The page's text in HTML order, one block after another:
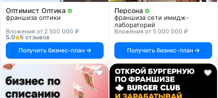
Оптимист Оптика
франшиза оптики
Вложения от 2 500 000 ₽
5.0
6 отзывов
Получить бизнес-план
Персона
франшиза сети имидж-
лабораторий
Вложения от 5 000 000 ₽
Получить бизнес-план